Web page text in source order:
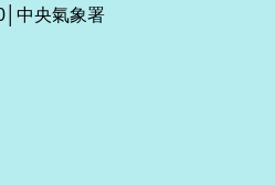
中央氣象署